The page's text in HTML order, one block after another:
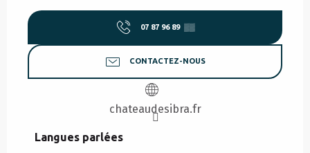
07 87 96 89 ▒▒
CONTACTEZ-NOUS
chateaudesibra.fr
Langues parlées
Langues parlées